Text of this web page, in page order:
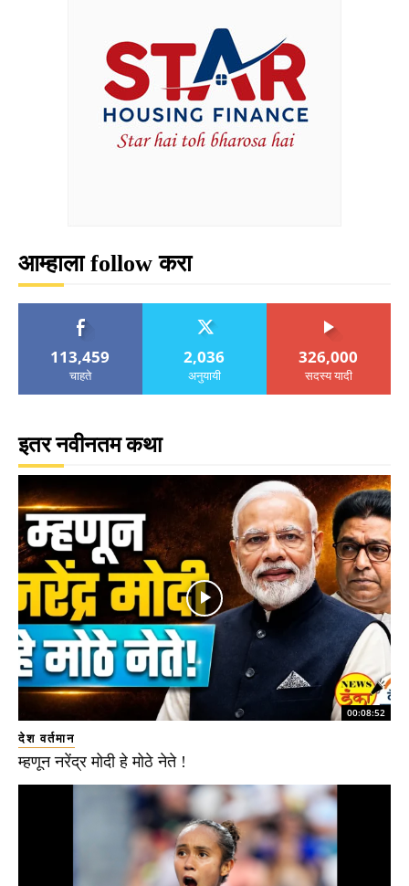
आम्हाला follow करा
113,459
चाहते
2,036
अनुयायी
326,000
सदस्य यादी
इतर नवीनतम कथा
00:08:52
देश वर्तमान
म्हणून नरेंद्र मोदी हे मोठे नेते !